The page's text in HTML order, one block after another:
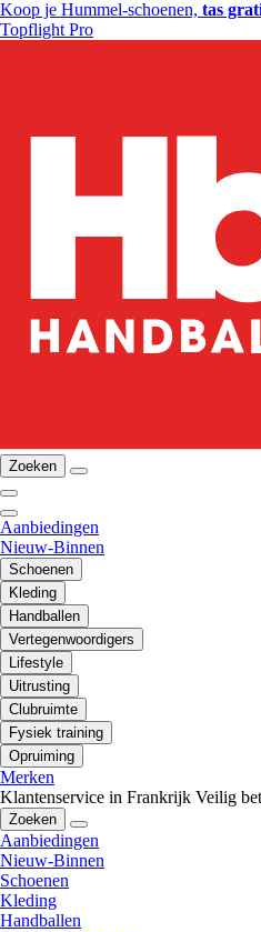
Koop je Hummel-schoenen, tas
Topflight Pro
Zoeken
Aanbiedingen
Nieuw-Binnen
Schoenen
Kleding
Handballen
Vertegenwoordigers
Lifestyle
Uitrusting
Clubruimte
Fysiek training
Opruiming
Merken
Klantenservice in Frankrijk Veilig
Zoeken
Aanbiedingen
Nieuw-Binnen
Schoenen
Kleding
Handballen